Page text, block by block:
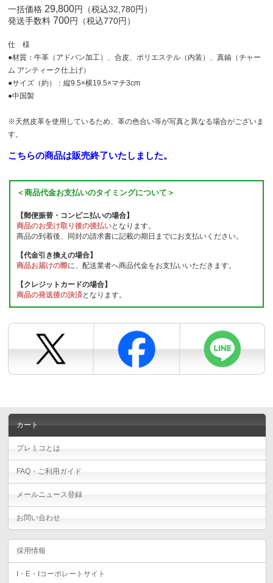
一括価格 29,800円（税込32,780円）
発送手数料 700円（税込770円）
仕 様
●材質：牛革（アドバン加工）、合皮、ポリエステル（内装）、真鍮（チャー
ム アンティーク仕上げ）
●サイズ（約）：縦9.5×横19.5×マチ3cm
●中国製
※天然皮革を使用しているため、革の色合い等が写真と異なる場合がございま
す。
こちらの商品は販売終了いたしました。
＜商品代金お支払いのタイミングについて＞
【郵便振替・コンビニ払いの場合】
商品のお受け取り後の後払いとなります。
商品の到着後、同封の請求書に記載の期日までにお支払いください。
【代金引き換えの場合】
商品お届けの際に、配送業者へ商品代金をお支払いいただきます。
【クレジットカードの場合】
商品の発送後の決済となります。
カート
プレミコとは
FAQ・ご利用ガイド
メールニュース登録
お問い合わせ
採用情報
I・E・Iコーポレートサイト